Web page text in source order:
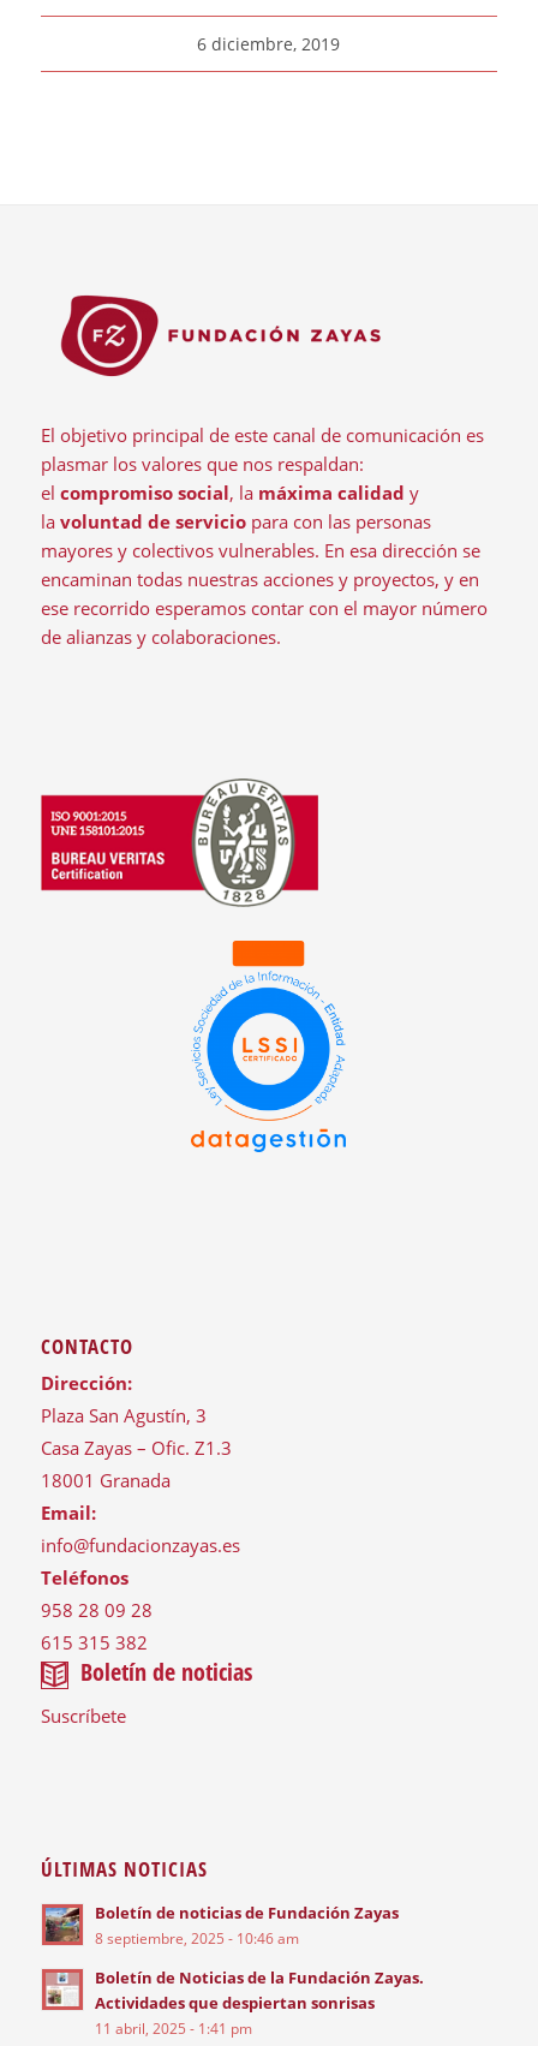
6 diciembre, 2019
El objetivo principal de este canal de comunicación es
plasmar los valores que nos respaldan:
el compromiso social, la máxima calidad y
la voluntad de serviciopara con las personas
mayores y colectivos vulnerables. En esa dirección se
encaminan todas nuestras acciones y proyectos, y en
ese recorrido esperamos contar con el mayor número
de alianzas y colaboraciones.
CONTACTO
Dirección:
Plaza San Agustín, 3
Casa Zayas – Ofic. Z1.3
18001 Granada
Email:
info@fundacionzayas.es
Teléfonos
958 28 09 28
615 315 382
Boletín de noticias
Suscríbete
ÚLTIMAS NOTICIAS
Boletín de noticias de Fundación Zayas
8 septiembre, 2025 - 10:46 am
Boletín de Noticias de la Fundación Zayas.
Actividades que despiertan sonrisas
11 abril, 2025 - 1:41 pm